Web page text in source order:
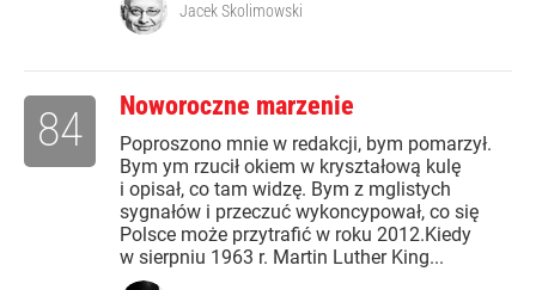
Jacek Skolimowski
Noworoczne marzenie
Poproszono mnie w redakcji, bym pomarzył.
Bym ym rzucił okiem w kryształową kulę
i opisał, co tam widzę. Bym z mglistych
sygnałów i przeczuć wykoncypował, co się
Polsce może przytrafić w roku 2012.Kiedy
w sierpniu 1963 r. Martin Luther King...
84